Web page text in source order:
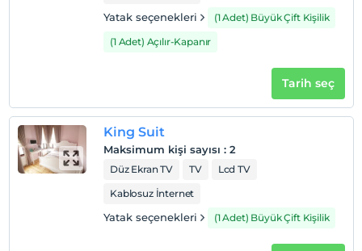
Yatak seçenekleri
(1 Adet) Büyük Çift Kişilik
(1 Adet) Açılır-Kapanır
Tarih seç
King Suit
Maksimum kişi sayısı : 2
Düz Ekran TV TV
Lcd TV
Kablosuz İnternet
Yatak seçenekleri (1 Adet) Büyük Çift Kişilik